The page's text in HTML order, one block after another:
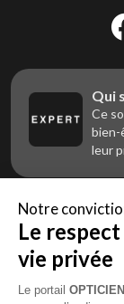
Qui
Ce
bien-
leur
Notre
Le
vie privée
Le portail